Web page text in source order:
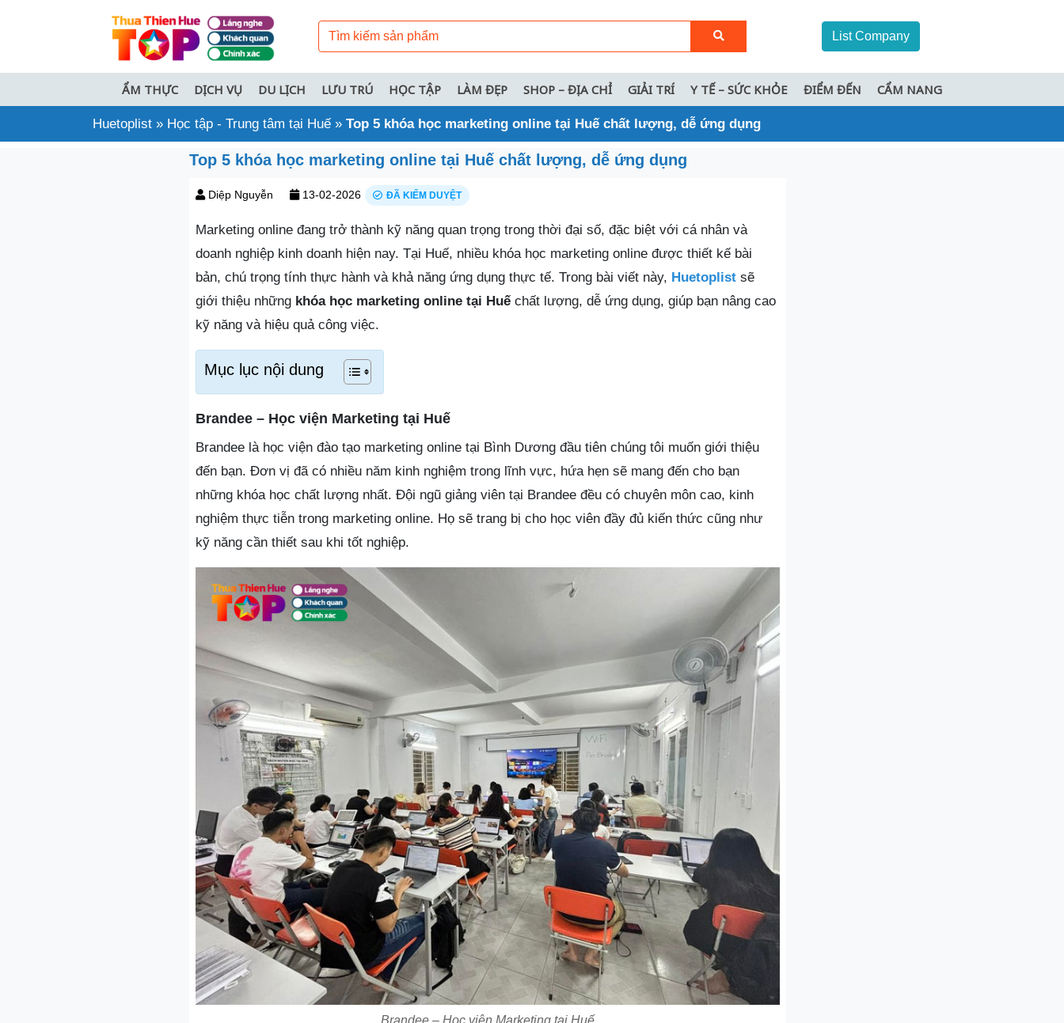
List Company
ẨM THỰC DỊCH VỤ DU LỊCH LƯU TRÚ HỌC TẬP LÀM ĐẸP SHOP – ĐỊA CHỈ GIẢI TRÍ Y TẾ – SỨC KHỎE ĐIỂM ĐẾN CẨM NANG
Huetoplist » Học tập - Trung tâm tại Huế » Top 5 khóa học marketing online tại Huế chất lượng, dễ ứng dụng
Top 5 khóa học marketing online tại Huế chất lượng, dễ ứng dụng
Diệp Nguyễn 13-02-2026 ĐÃ KIỂM DUYỆT
Marketing online đang trở thành kỹ năng quan trọng trong thời đại số, đặc biệt với cá nhân và
doanh nghiệp kinh doanh hiện nay. Tại Huế, nhiều khóa học marketing online được thiết kế bài
bản, chú trọng tính thực hành và khả năng ứng dụng thực tế. Trong bài viết này, Huetoplist sẽ
giới thiệu những khóa học marketing online tại Huếchất lượng, dễ ứng dụng, giúp bạn nâng cao
kỹ năng và hiệu quả công việc.
Mục lục nội dung
Brandee – Học viện Marketing tại Huế
Brandee là học viện đào tạo marketing online tại Bình Dương đầu tiên chúng tôi muốn giới thiệu
đến bạn. Đơn vị đã có nhiều năm kinh nghiệm trong lĩnh vực, hứa hẹn sẽ mang đến cho bạn
những khóa học chất lượng nhất. Đội ngũ giảng viên tại Brandee đều có chuyên môn cao, kinh
nghiệm thực tiễn trong marketing online. Họ sẽ trang bị cho học viên đầy đủ kiến thức cũng như
kỹ năng cần thiết sau khi tốt nghiệp.
Brandee – Học viện Marketing tại Huế